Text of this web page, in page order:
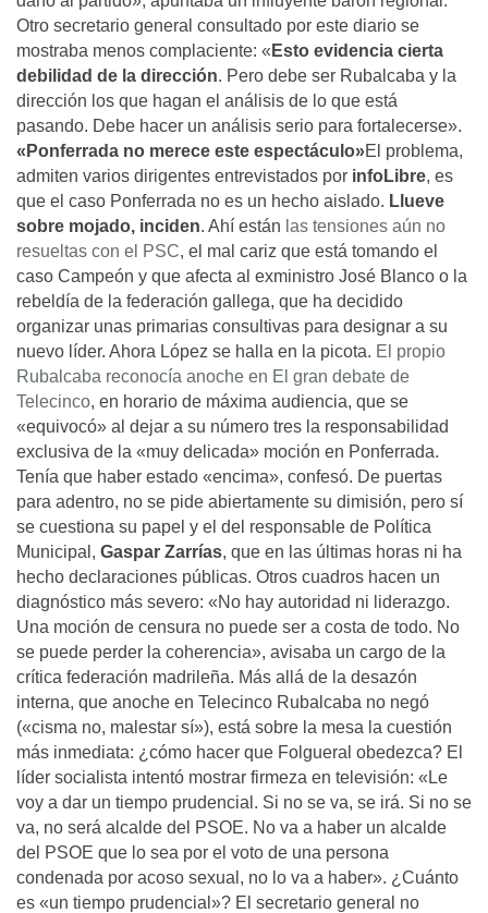
Otro secretario general consultado por este diario se
mostraba menos complaciente: « Esto evidencia cierta
debilidad de la dirección. Pero debe ser Rubalcaba y la
dirección los que hagan el análisis de lo que está
pasando. Debe hacer un análisis serio para fortalecerse».
«Ponferrada no merece este espectáculo»El problema,
admiten varios dirigentes entrevistados por infoLibre, es
que el caso Ponferrada no es un hecho aislado. Llueve
sobre mojado, inciden. Ahí están las tensiones aún no
resueltas con el PSC, el mal cariz que está tomando el
caso Campeón y que afecta al exministro José Blanco o la
rebeldía de la federación gallega, que ha decidido
organizar unas primarias consultivas para designar a su
nuevo líder. Ahora López se halla en la picota. El propio
Rubalcaba reconocía anoche en El gran debate de
Telecinco, en horario de máxima audiencia, que se
«equivocó» al dejar a su número tres la responsabilidad
exclusiva de la «muy delicada» moción en Ponferrada.
Tenía que haber estado «encima», confesó. De puertas
para adentro, no se pide abiertamente su dimisión, pero sí
se cuestiona su papel y el del responsable de Política
Municipal, Gaspar Zarrías, que en las últimas horas ni ha
hecho declaraciones públicas. Otros cuadros hacen un
diagnóstico más severo: «No hay autoridad ni liderazgo.
Una moción de censura no puede ser a costa de todo. No
se puede perder la coherencia», avisaba un cargo de la
crítica federación madrileña. Más allá de la desazón
interna, que anoche en Telecinco Rubalcaba no negó
(«cisma no, malestar sí»), está sobre la mesa la cuestión
más inmediata: ¿cómo hacer que Folgueral obedezca? El
líder socialista intentó mostrar firmeza en televisión: «Le
voy a dar un tiempo prudencial. Si no se va, se irá. Si no se
va, no será alcalde del PSOE. No va a haber un alcalde
del PSOE que lo sea por el voto de una persona
condenada por acoso sexual, no lo va a haber». ¿Cuánto
es «un tiempo prudencial»? El secretario general no